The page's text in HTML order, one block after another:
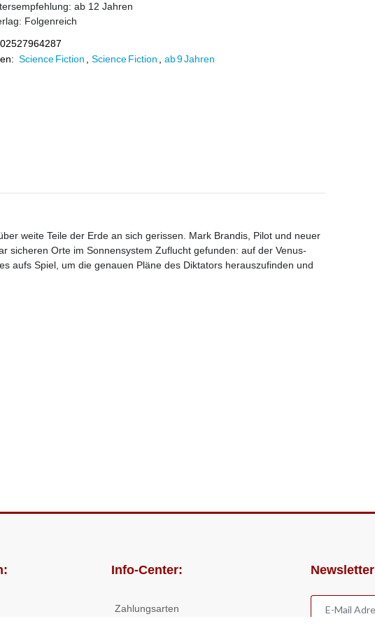
ab 12 Jahren
Folgenreich
Science Fiction Science Fiction ab 9 Jahren
weite Teile der Erde an sich gerissen. Mark Brandis, Pilot und neuer
sicheren Orte im Sonnensystem Zuflucht gefunden: auf der Venus-
aufs Spiel, um die genauen Pläne des Diktators herauszufinden und
Info-Center:
Zahlungsarten
Newsletter